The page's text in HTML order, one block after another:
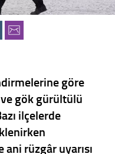
göre
gök gürültülü
ilçelerde
ani rüzgâr uyarısı